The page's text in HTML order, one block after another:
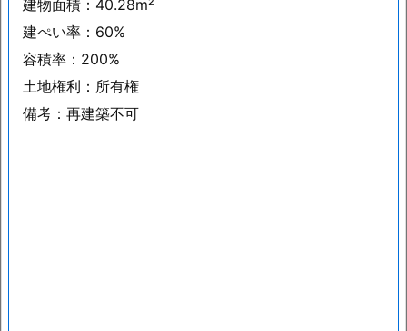
建物面積：40.28m²
建ぺい率：60%
容積率：200%
土地権利：所有権
備考：再建築不可